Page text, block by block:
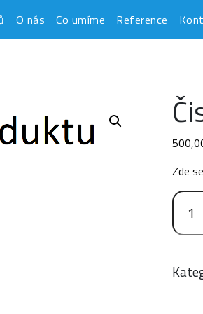
O nás Co umíme Reference
Zde
Čistý